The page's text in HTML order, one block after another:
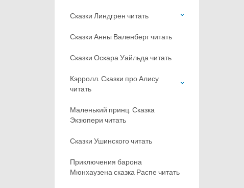
Сказки Линдгрен читать
Сказки Анны Валенберг читать
Сказки Оскара Уайльда читать
Кэрролл. Сказки про Алису
читать
Маленький принц. Сказка
Экзюпери читать
Сказки Ушинского читать
Приключения барона
Мюнхаузена сказка Распе читать